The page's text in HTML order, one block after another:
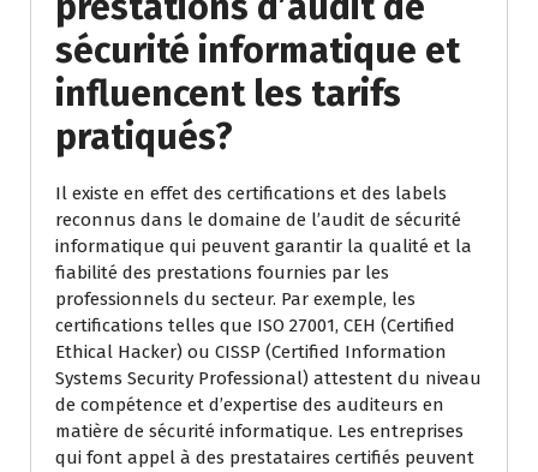
sécurité informatique et
influencent les tarifs
pratiqués?
Il existe en effet des certifications et des labels
reconnus dans le domaine de l’audit de sécurité
informatique qui peuvent garantir la qualité et la
fiabilité des prestations fournies par les
professionnels du secteur. Par exemple, les
certifications telles que ISO 27001, CEH (Certified
Ethical Hacker) ou CISSP (Certified Information
Systems Security Professional) attestent du niveau
de compétence et d’expertise des auditeurs en
matière de sécurité informatique. Les entreprises
qui font appel à des prestataires certifiés peuvent